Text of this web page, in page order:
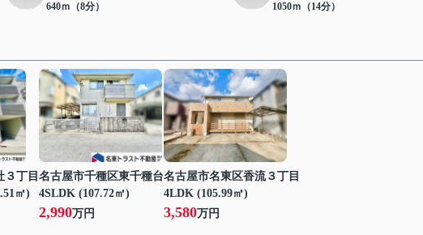
640ｍ（8分） 1050ｍ（14分）
３丁目
㎡)
名古屋市千種区東千種台
4SLDK (107.72㎡)
2,990万円
名古屋市名東区香流３丁目
4LDK (105.99㎡)
3,580万円